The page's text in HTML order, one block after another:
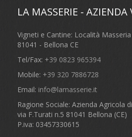
LA MASSERIE -
Vigneti e Cantine: Località Masseria
81041 - Bellona CE
Tel/Fax: +39 0823 965394
Mobile: +39 320 7886728
Email: info@lamasserie.it
Ragione Sociale: Azienda Agricola
via F.Turati n.5 81041 Bellona (CE)
P.iva: 03457330615